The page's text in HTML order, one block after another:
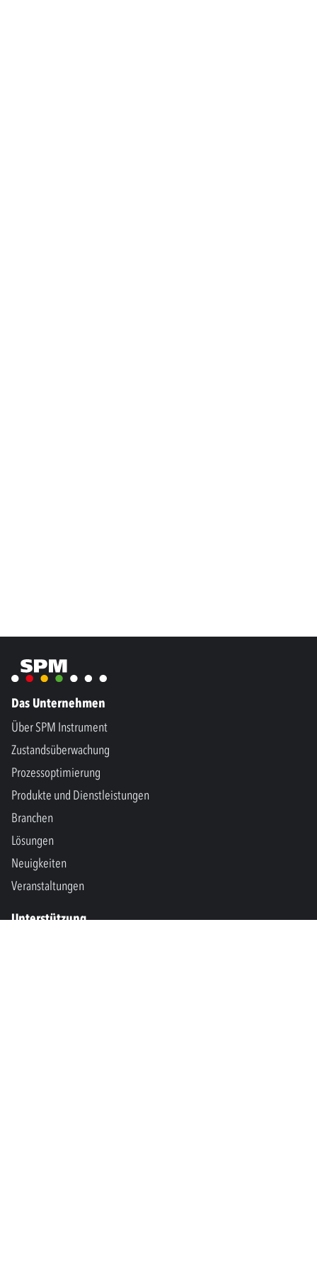
Das Unternehmen
Über SPM Instrument
Zustandsüberwachung
Prozessoptimierung
Produkte und Dienstleistungen
Branchen
Lösungen
Neuigkeiten
Veranstaltungen
Unterstützung